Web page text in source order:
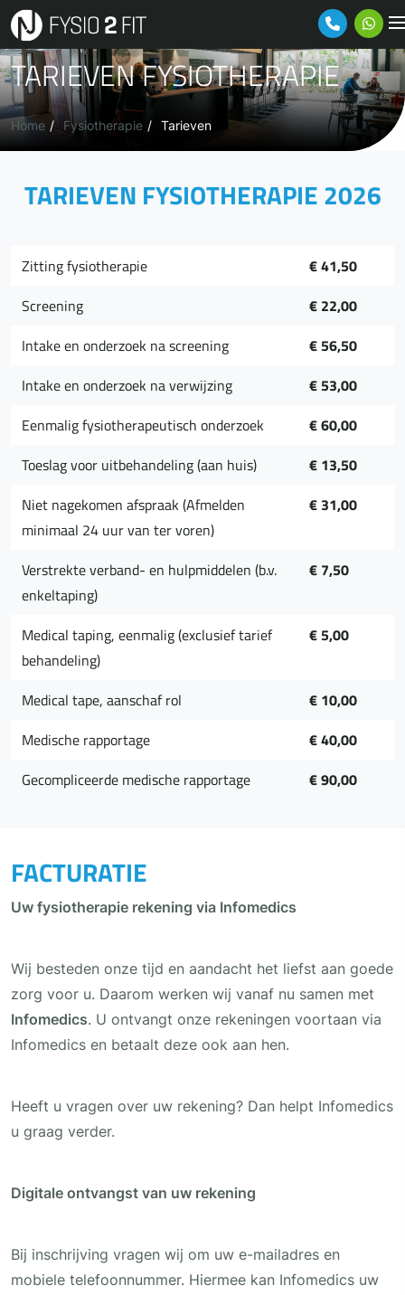
Ga naar de inhoud
TARIEVEN FYSIOTHERAPIE
Home Fysiotherapie Tarieven
TARIEVEN FYSIOTHERAPIE 2026
Zitting fysiotherapie
€ 41,50
Screening
€ 22,00
Intake en onderzoek na screening
€ 56,50
Intake en onderzoek na verwijzing
€ 53,00
Eenmalig fysiotherapeutisch onderzoek
€ 60,00
Toeslag voor uitbehandeling (aan huis)
€ 13,50
Niet nagekomen afspraak (Afmelden
minimaal 24 uur van ter voren)
€ 31,00
Verstrekte verband- en hulpmiddelen (b.v.
enkeltaping)
€ 7,50
Medical taping, eenmalig (exclusief tarief
behandeling)
€ 5,00
Medical tape, aanschaf rol
€ 10,00
Medische rapportage
€ 40,00
Gecompliceerde medische rapportage
€ 90,00
FACTURATIE
Uw fysiotherapie rekening via Infomedics
Wij besteden onze tijd en aandacht het liefst aan goede
zorg voor u. Daarom werken wij vanaf nu samen met
Infomedics. U ontvangt onze rekeningen voortaan via
Infomedics en betaalt deze ook aan hen.
Heeft u vragen over uw rekening? Dan helpt Infomedics
u graag verder.
Digitale ontvangst van uw rekening
Bij inschrijving vragen wij om uw e-mailadres en
mobiele telefoonnummer. Hiermee kan Infomedics uw